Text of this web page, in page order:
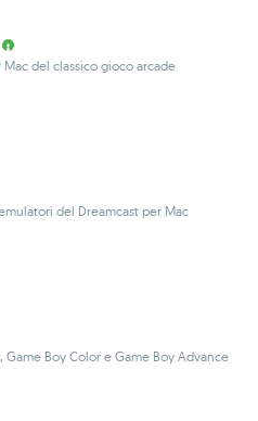
del classico gioco arcade
del Dreamcast per Mac
Game Boy Color e Game Boy Advance